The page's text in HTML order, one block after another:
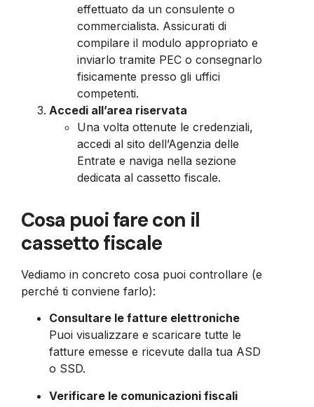
effettuato da un consulente o
commercialista. Assicurati di
compilare il modulo appropriato e
inviarlo tramite PEC o consegnarlo
fisicamente presso gli uffici
competenti.
Accedi all’area riservata
Una volta ottenute le credenziali,
accedi al sito dell’Agenzia delle
Entrate e naviga nella sezione
dedicata al cassetto fiscale.
Cosa puoi fare con il
cassetto fiscale
Vediamo in concreto cosa puoi controllare (e
perché ti conviene farlo):
Consultare le fatture elettroniche
Puoi visualizzare e scaricare tutte le
fatture emesse e ricevute dalla tua ASD
o SSD.
Verificare le comunicazioni fiscali